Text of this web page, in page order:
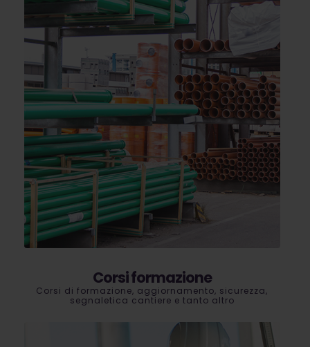
Corsi formazione
Corsi di formazione, aggiornamento, sicurezza,
segnaletica cantiere e tanto altro